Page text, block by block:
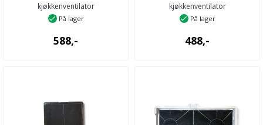
kjøkkenventilator
På lager
588,-
kjøkkenventilator
På lager
488,-